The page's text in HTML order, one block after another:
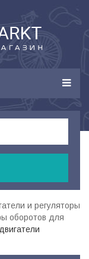
и регуляторы
оборотов для